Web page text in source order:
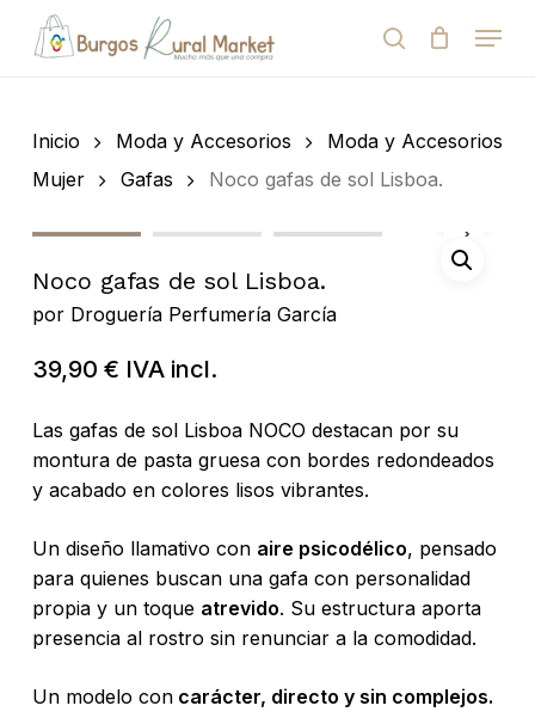
de
search
Menu
Cart
Inicio Moda y Accesorios
Moda y Accesorios
Mujer
Gafas Noco gafas de sol Lisboa.
Noco gafas de sol Lisboa.
por Droguería Perfumería García
39,90 € IVA incl.
Las gafas de sol Lisboa NOCO destacan por su
montura de pasta gruesa con bordes redondeados
y acabado en colores lisos vibrantes.
Un diseño llamativo con aire psicodélico, pensado
para quienes buscan una gafa con personalidad
propia y un toque atrevido. Su estructura aporta
presencia al rostro sin renunciar a la comodidad.
Un modelo concarácter, directo y sin complejos.